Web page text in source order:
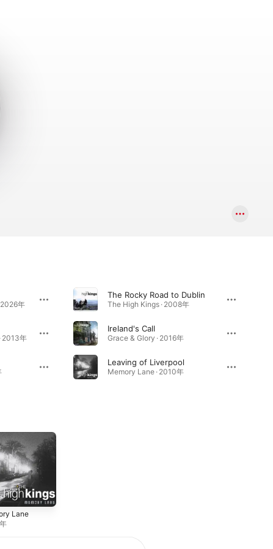
年
2013年
The Rocky Road to Dublin
The High Kings · 2008年
Ireland's Call
Grace & Glory · 2016年
Leaving of Liverpool
Memory Lane · 2010年
Lane